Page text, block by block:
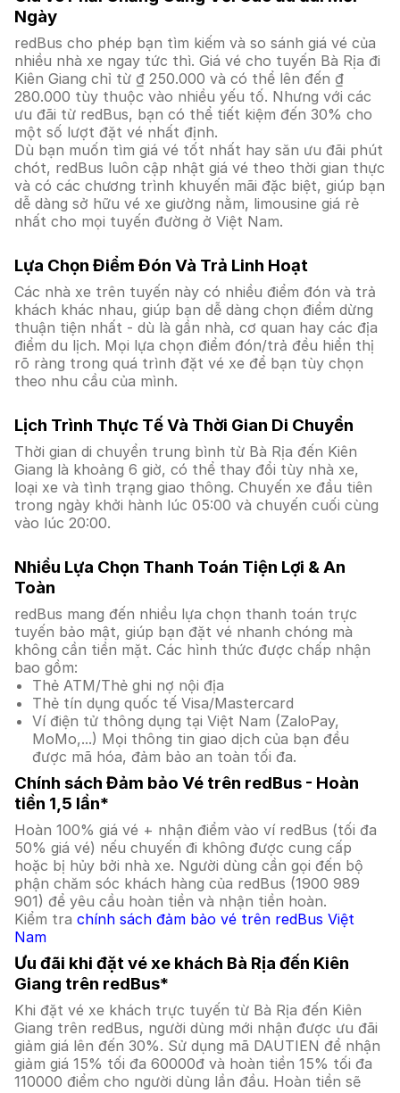
Ngày
redBus cho phép bạn tìm kiếm và so sánh giá vé của
nhiều nhà xe ngay tức thì. Giá vé cho tuyến Bà Rịa đi
Kiên Giang chỉ từ ₫ 250.000 và có thể lên đến ₫
280.000 tùy thuộc vào nhiều yếu tố. Nhưng với các
ưu đãi từ redBus, bạn có thể tiết kiệm đến 30% cho
một số lượt đặt vé nhất định.
Dù bạn muốn tìm giá vé tốt nhất hay săn ưu đãi phút
chót, redBus luôn cập nhật giá vé theo thời gian thực
và có các chương trình khuyến mãi đặc biệt, giúp bạn
dễ dàng sở hữu vé xe giường nằm, limousine giá rẻ
nhất cho mọi tuyến đường ở Việt Nam.
Lựa Chọn Điểm Đón Và Trả Linh Hoạt
Các nhà xe trên tuyến này có nhiều điểm đón và trả
khách khác nhau, giúp bạn dễ dàng chọn điểm dừng
thuận tiện nhất - dù là gần nhà, cơ quan hay các địa
điểm du lịch. Mọi lựa chọn điểm đón/trả đều hiển thị
rõ ràng trong quá trình đặt vé xe để bạn tùy chọn
theo nhu cầu của mình.
Lịch Trình Thực Tế Và Thời Gian Di Chuyển
Thời gian di chuyển trung bình từ Bà Rịa đến Kiên
Giang là khoảng 6 giờ, có thể thay đổi tùy nhà xe,
loại xe và tình trạng giao thông. Chuyến xe đầu tiên
trong ngày khởi hành lúc 05:00 và chuyến cuối cùng
vào lúc 20:00.
Nhiều Lựa Chọn Thanh Toán Tiện Lợi & An
Toàn
redBus mang đến nhiều lựa chọn thanh toán trực
tuyến bảo mật, giúp bạn đặt vé nhanh chóng mà
không cần tiền mặt. Các hình thức được chấp nhận
bao gồm:
Thẻ ATM/Thẻ ghi nợ nội địa
Thẻ tín dụng quốc tế Visa/Mastercard
Ví điện tử thông dụng tại Việt Nam (ZaloPay,
MoMo,...) Mọi thông tin giao dịch của bạn đều
được mã hóa, đảm bảo an toàn tối đa.
Chính sách Đảm bảo Vé trên redBus - Hoàn
tiền 1,5 lần*
Hoàn 100% giá vé + nhận điểm vào ví redBus (tối đa
50% giá vé) nếu chuyến đi không được cung cấp
hoặc bị hủy bởi nhà xe. Người dùng cần gọi đến bộ
phận chăm sóc khách hàng của redBus (1900 989
901) để yêu cầu hoàn tiền và nhận tiền hoàn.
Kiểm tra chính sách đảm bảo vé trên redBus Việt
Nam
Ưu đãi khi đặt vé xe khách Bà Rịa đến Kiên
Giang trên redBus*
Khi đặt vé xe khách trực tuyến từ Bà Rịa đến Kiên
Giang trên redBus, người dùng mới nhận được ưu đãi
giảm giá lên đến 30%. Sử dụng mã DAUTIEN để nhận
giảm giá 15% tối đa 60000đ và hoàn tiền 15% tối đa
110000 điểm cho người dùng lần đầu. Hoàn tiền sẽ